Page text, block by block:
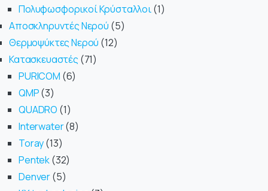
Πολυφωσφορικοί Κρύσταλλοι 1
Αποσκληρυντές Νερού 5
Θερμοψύκτες Νερού 12
Κατασκευαστές 71
PURICOM 6
QMP 3
QUADRO 1
Interwater 8
Toray 13
Pentek 32
Denver 5